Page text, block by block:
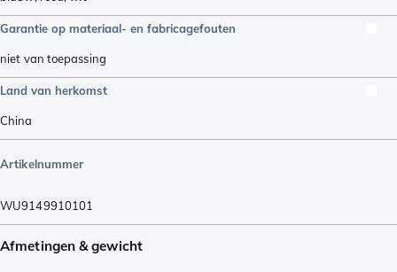
Garantie op materiaal- en fabricagefouten
niet van toepassing
Land van herkomst
China
Artikelnummer
WU9149910101
Afmetingen & gewicht